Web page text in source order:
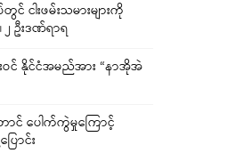
ငါးဖမ်းသမားများကို
ဦးဒဏ်ရာရ
ဝင် နိုင်ငံအမည်အား “နာအိုအဲ
ာင် ပေါက်ကွဲမှုကြောင့်
ောင်း